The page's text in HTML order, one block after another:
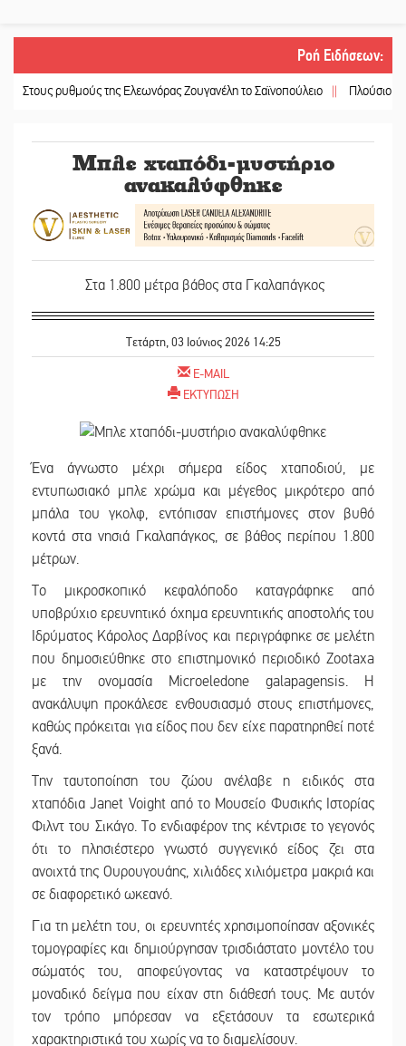
Ροή Ειδήσεων:
ρυθμούς της Ελεωνόρας Ζουγανέλη το Σαϊνοπούλειο || Πλούσιο
Μπλε χταπόδι-μυστήριο
ανακαλύφθηκε
Στα 1.800 μέτρα βάθος στα Γκαλαπάγκος
Τετάρτη, 03 Ιούνιος 2026 14:25
E-MAIL
ΕΚΤΥΠΩΣΗ
Ένα άγνωστο μέχρι σήμερα είδος χταποδιού, με
εντυπωσιακό μπλε χρώμα και μέγεθος μικρότερο από
μπάλα του γκολφ, εντόπισαν επιστήμονες στον βυθό
κοντά στα νησιά Γκαλαπάγκος, σε βάθος περίπου 1.800
μέτρων.
Το μικροσκοπικό κεφαλόποδο καταγράφηκε από
υποβρύχιο ερευνητικό όχημα ερευνητικής αποστολής του
Ιδρύματος Κάρολος Δαρβίνος και περιγράφηκε σε μελέτη
που δημοσιεύθηκε στο επιστημονικό περιοδικό Zootaxa
με την ονομασία Microeledone galapagensis. Η
ανακάλυψη προκάλεσε ενθουσιασμό στους επιστήμονες,
καθώς πρόκειται για είδος που δεν είχε παρατηρηθεί ποτέ
ξανά.
Την ταυτοποίηση του ζώου ανέλαβε η ειδικός στα
χταπόδια Janet Voight από το Μουσείο Φυσικής Ιστορίας
Φιλντ του Σικάγο. Το ενδιαφέρον της κέντρισε το γεγονός
ότι το πλησιέστερο γνωστό συγγενικό είδος ζει στα
ανοιχτά της Ουρουγουάης, χιλιάδες χιλιόμετρα μακριά και
σε διαφορετικό ωκεανό.
Για τη μελέτη του, οι ερευνητές χρησιμοποίησαν αξονικές
τομογραφίες και δημιούργησαν τρισδιάστατο μοντέλο του
σώματός του, αποφεύγοντας να καταστρέψουν το
μοναδικό δείγμα που είχαν στη διάθεσή τους. Με αυτόν
τον τρόπο μπόρεσαν να εξετάσουν τα εσωτερικά
χαρακτηριστικά του χωρίς να το διαμελίσουν.